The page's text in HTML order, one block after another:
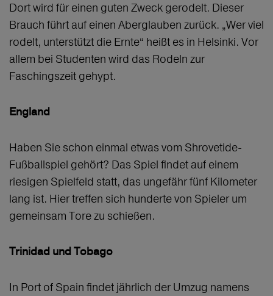
Dort wird für einen guten Zweck gerodelt. Dieser
Brauch führt auf einen Aberglauben zurück. „Wer viel
rodelt, unterstützt die Ernte“ heißt es in Helsinki. Vor
allem bei Studenten wird das Rodeln zur
Faschingszeit gehypt.
England
Haben Sie schon einmal etwas vom Shrovetide-
Fußballspiel gehört? Das Spiel findet auf einem
riesigen Spielfeld statt, das ungefähr fünf Kilometer
lang ist. Hier treffen sich hunderte von Spieler um
gemeinsam Tore zu schießen.
Trinidad und Tobago
In Port of Spain findet jährlich der Umzug namens